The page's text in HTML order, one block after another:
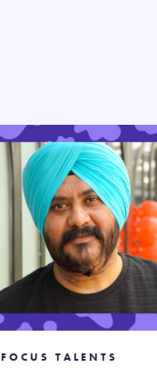
FOCUS TALENTS